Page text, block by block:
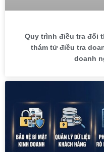
Quy trình điều tra đối
thám tử điều tra
doanh